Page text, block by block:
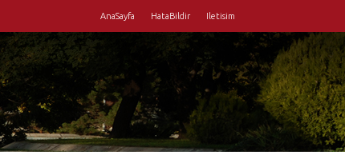
AnaSayfa HataBildir Iletisim